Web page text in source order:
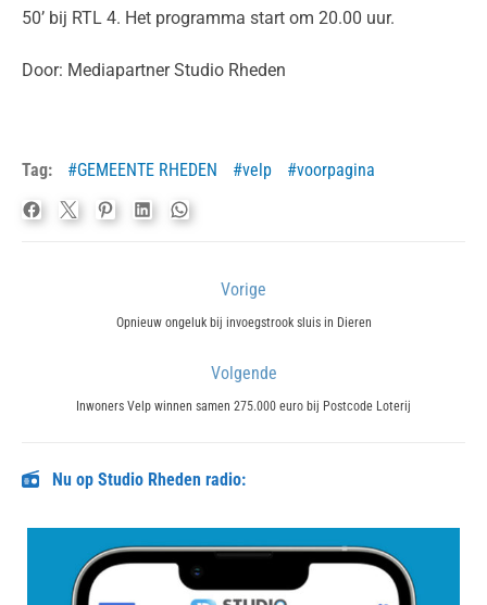
50’ bij RTL 4. Het programma start om 20.00 uur.
Door: Mediapartner Studio Rheden
Tag: GEMEENTE RHEDEN velp voorpagina
Vorige
Previous
Opnieuw ongeluk bij invoegstrook sluis in Dieren
Volgende
Next
Inwoners Velp winnen samen 275.000 euro bij Postcode Loterij
Nu op Studio Rheden radio: